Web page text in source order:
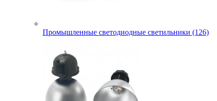
Промышленные светодиодные светильники (126)